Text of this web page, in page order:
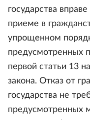
государства
приеме в
упрощенном
предусмотренных
первой статьи 13
закона. Отказ от
государства не
предусмотренных